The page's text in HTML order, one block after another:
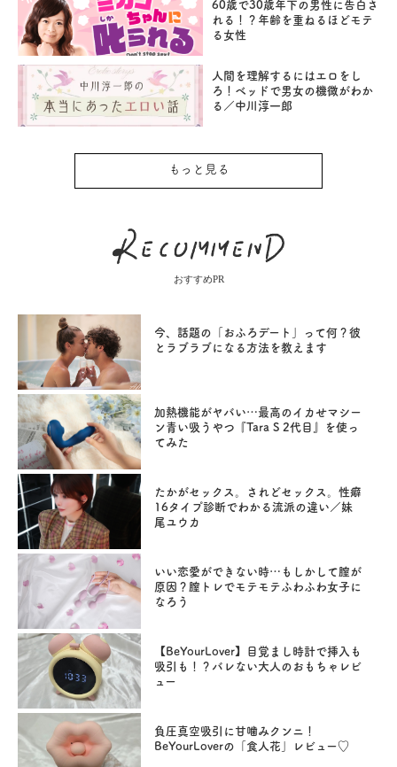
60歳で30歳年下の男性に告白さ
れる！？年齢を重ねるほどモテ
る女性
人間を理解するにはエロをし
ろ！ベッドで男女の機微がわか
る／中川淳一郎
もっと見る
おすすめPR
今、話題の「おふろデート」って何？彼
とラブラブになる方法を教えます
加熱機能がヤバい…最高のイカせマシー
ン青い吸うやつ『Tara S 2代目』を使っ
てみた
たかがセックス。されどセックス。性癖
16タイプ診断でわかる流派の違い／妹
尾ユウカ
いい恋愛ができない時…もしかして膣が
原因？膣トレでモテモテふわふわ女子に
なろう
【BeYourLover】目覚まし時計で挿入も
吸引も！？バレない大人のおもちゃレビ
ュー
負圧真空吸引に甘噛みクンニ！
BeYourLoverの「食人花」レビュー♡